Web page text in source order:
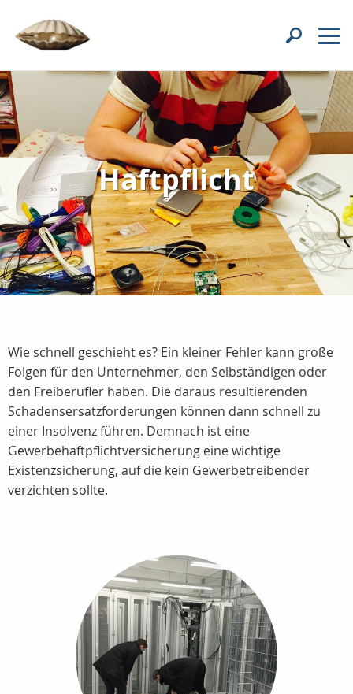
Haftpflicht
Wie schnell geschieht es? Ein kleiner Fehler kann große
Folgen für den Unternehmer, den Selbständigen oder
den Freiberufler haben. Die daraus resultierenden
Schadensersatzforderungen können dann schnell zu
einer Insolvenz führen. Demnach ist eine
Gewerbehaftpflichtversicherung eine wichtige
Existenzsicherung, auf die kein Gewerbetreibender
verzichten sollte.